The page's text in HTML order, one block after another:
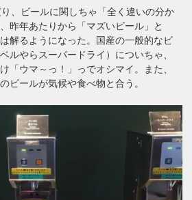
、ビールに関しちゃ「全く違いの分か
昨年あたりから「マズいビール」と
解るようになった。国産の一般的なビ
ルやらスーパードライ）についちゃ、
「ウマ～っ！」っでオシマイ。また、
ビールが気候や食べ物と合う。